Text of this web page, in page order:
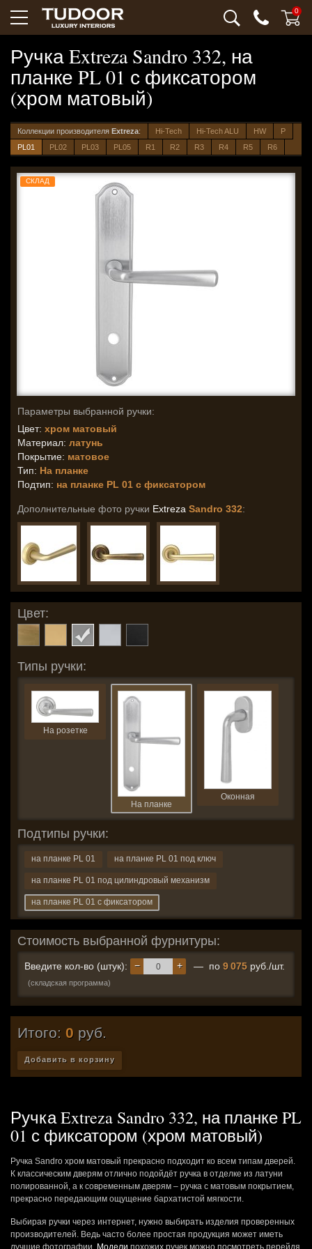
0
Ручка Extreza Sandro 332, на
планке PL 01 с фиксатором
(хром матовый)
Коллекции производителя Extreza: Hi-Tech Hi-Tech ALU HW
P
PL01
PL02 PL03 PL05 R1 R2 R3 R4 R5 R6
СКЛАД
Параметры выбранной ручки:
Цвет: хром матовый
Материал: латунь
Покрытие: матовое
Тип: На планке
Подтип: на планке PL 01 с фиксатором
Дополнительные фото ручки Extreza Sandro 332:
Цвет:
Типы ручки:
На розетке
На планке
Оконная
Подтипы ручки:
на планке PL 01 на планке PL 01 под ключ
на планке PL 01 под цилиндровый механизм
на планке PL 01 с фиксатором
Стоимость выбранной фурнитуры:
Введите кол-во (штук): +
− — по 9 075 руб./шт.
(складская программа)
Итого: 0 руб.
Добавить в корзину
Ручка Extreza Sandro 332, на планке PL
01 с фиксатором (хром матовый)
Ручка Sandro хром матовый прекрасно подходит ко всем типам дверей.
К классическим дверям отлично подойдёт ручка в отделке из латуни
полированной, а к современным дверям – ручка с матовым покрытием,
прекрасно передающим ощущение бархатистой мягкости.
Выбирая ручки через интернет, нужно выбирать изделия проверенных
производителей. Ведь часто более простая продукция может иметь
лучшие фотографии.
Модели похожих ручек можно посмотреть перейдя